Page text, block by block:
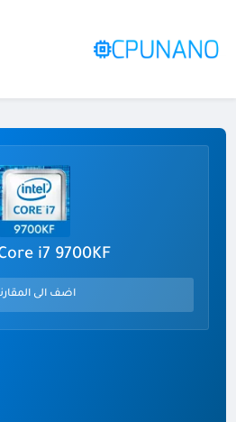
i7 9700KF
اضف الى